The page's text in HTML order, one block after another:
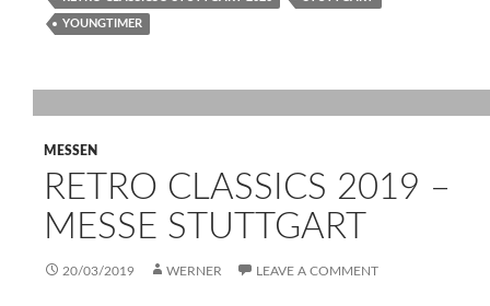
YOUNGTIMER
MESSEN
RETRO CLASSICS 2019 –
MESSE STUTTGART
20/03/2019 WERNER LEAVE A COMMENT